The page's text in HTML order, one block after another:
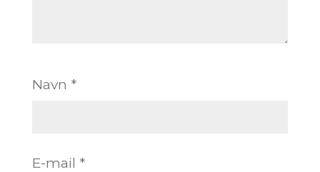
Navn *
E-mail *